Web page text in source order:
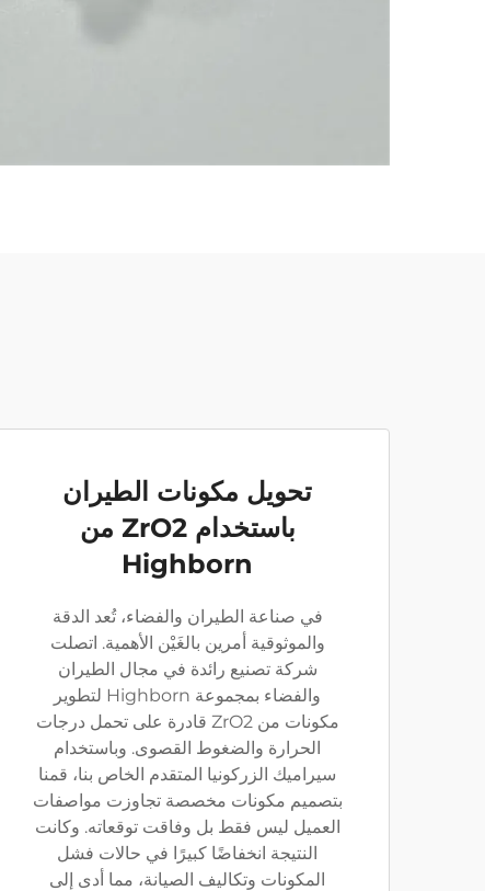
تحويل مكونات الطيران
باستخدام ZrO2 من
Highborn
في صناعة الطيران والفضاء، تُعد الدقة
والموثوقية أمرين بالغَيْن الأهمية. اتصلت
شركة تصنيع رائدة في مجال الطيران
والفضاء بمجموعة Highborn لتطوير
مكونات من ZrO2 قادرة على تحمل درجات
الحرارة والضغوط القصوى. وباستخدام
سيراميك الزركونيا المتقدم الخاص بنا، قمنا
بتصميم مكونات مخصصة تجاوزت مواصفات
العميل ليس فقط بل وفاقت توقعاته. وكانت
النتيجة انخفاضًا كبيرًا في حالات فشل
المكونات وتكاليف الصيانة، مما أدى إلى